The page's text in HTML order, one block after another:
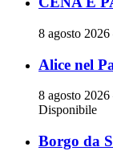
8 agosto 2026
Alice nel
8 agosto 2026
Disponibile
Borgo da